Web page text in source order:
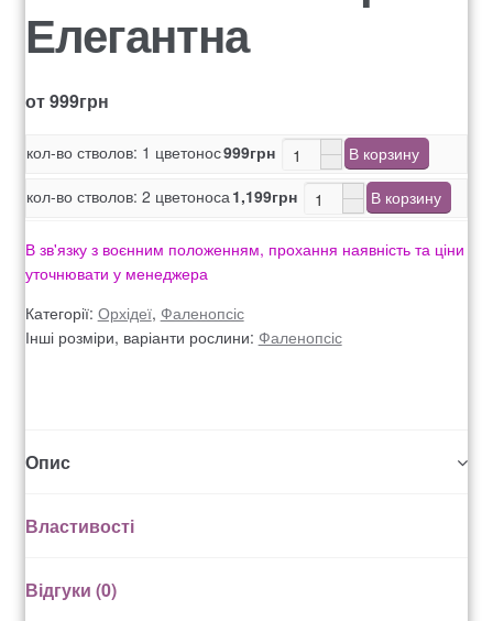
Рахунок 2415
рахунок 3545
рахунок 4180
рахунок 765
Рахунок 936
счет 1650
Елегантна
от999грн
кол-во стволов: 1 цветонос999грн
В корзину
кол-во стволов: 2 цветоноса 1,199грн В корзину
В зв'язку з воєнним положенням, прохання наявність та ціни
уточнювати у менеджера
Категорії: Орхідеї, Фаленопсіс
Інші розміри, варіанти рослини: Фаленопсіс
Опис
Властивості
Відгуки (0)